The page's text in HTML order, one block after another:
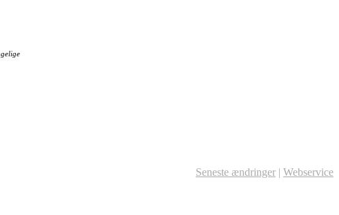
Seneste ændringer | Webservice